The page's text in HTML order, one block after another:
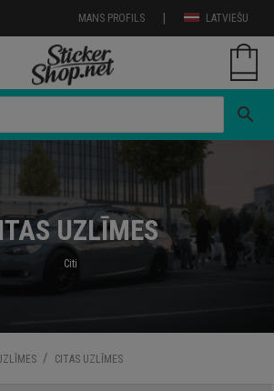
LATVIEŠU
|
MANS PROFILS
search
UZLĪMES
Citi
/ CITAS UZLĪMES